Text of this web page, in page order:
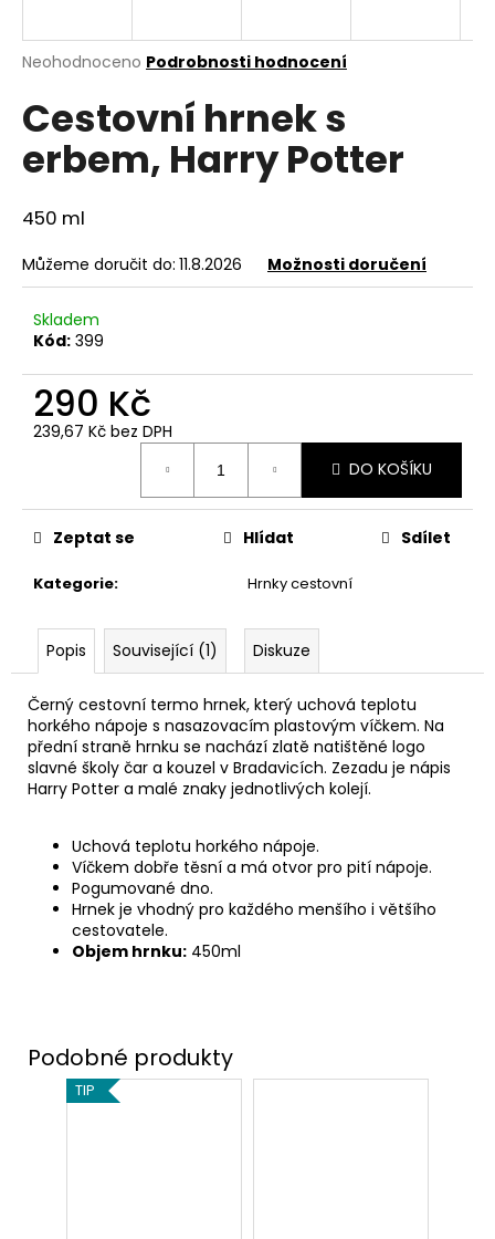
Průměrné
produktu
je
z
hvězdiček.
Neohodnoceno Podrobnosti hodnocení
Cestovní hrnek s
erbem, Harry Potter
450 ml
Můžeme doručit do: 11.8.2026 Možnosti doručení
Skladem
Kód: 399
290 Kč
239,67 Kč bez DPH
DO KOŠÍKU
Kategorie: Hrnky cestovní
Zeptat se Hlídat Sdílet
Popis Související (1) Diskuze
Černý cestovní termo hrnek, který uchová teplotu
horkého nápoje s nasazovacím plastovým víčkem. Na
přední straně hrnku se nachází zlatě natištěné logo
slavné školy čar a kouzel v Bradavicích. Zezadu je nápis
Harry Potter a malé znaky jednotlivých kolejí.
Uchová teplotu horkého nápoje.
Víčkem dobře těsní a má otvor pro pití nápoje.
Pogumované dno.
Hrnek je vhodný pro každého menšího i většího
cestovatele.
Objem hrnku: 450ml
TIP
j
t
?
HLEDAT
D
o
p
o
e
m
OBRACEČ
ČASU,
HARRY
POTTER
245